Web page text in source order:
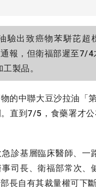
出致癌物苯駢芘超
報，但衛福部遲至7/4
製品。
的中聯大豆沙拉油「
直到7/5，食藥署才
診基層臨床醫師、一
司長、衛福部常次
長自有其裁量權可下